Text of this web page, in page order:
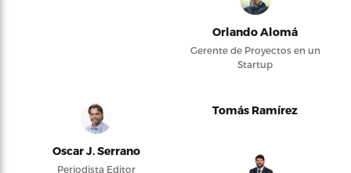
Orlando Alomá
Gerente de Proyectos en un
Startup
Oscar J. Serrano
Periodista Editor
Tomás Ramírez